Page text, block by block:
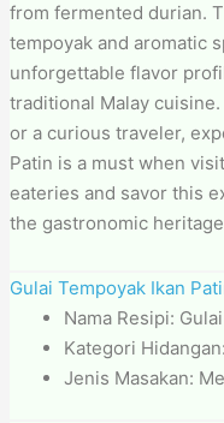
from fermented durian.
tempoyak and aromatic
unforgettable flavor
traditional Malay
or a curious traveler,
Patin is a must when
eateries and savor this
the gastronomic
Gulai Tempoyak Ikan
Nama Resipi:
Kategori
Jenis Masakan: